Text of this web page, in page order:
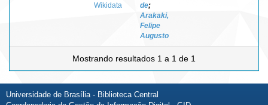
Wikidata
de;
Arakaki,
Felipe
Augusto
Mostrando resultados 1 a 1 de 1
Universidade de Brasília - Biblioteca Central